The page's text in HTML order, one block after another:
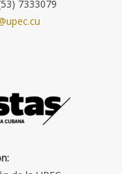
7333079